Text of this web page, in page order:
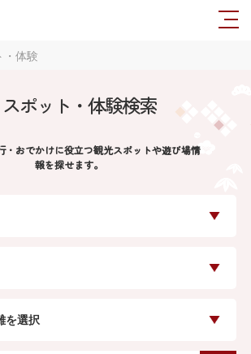
・体験
スポット・体験検索
・おでかけに役立つ観光スポットや遊び場情
報を探せます。
を選択